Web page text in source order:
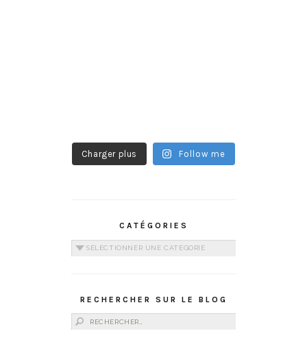
Charger plus Follow me
CATÉGORIES
Catégories
RECHERCHER SUR LE BLOG
Rechercher :